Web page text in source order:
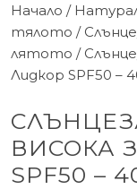
Начало /
тялото /
лятото /
Лидкор SPF50 –
ВИСОКА
SPF50 –